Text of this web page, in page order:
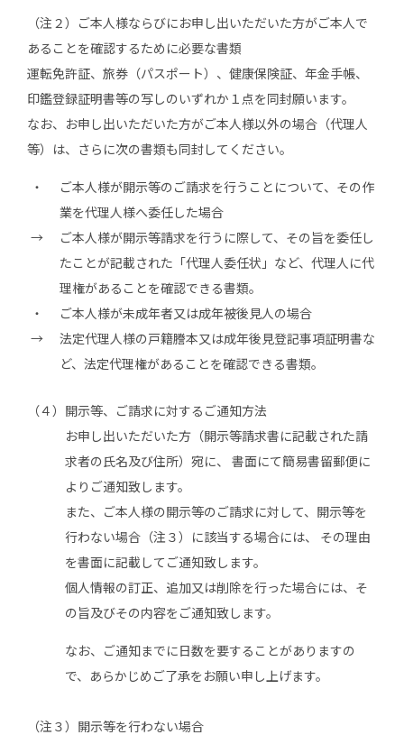
（注２）ご本人様ならびにお申し出いただいた方がご本人で
あることを確認するために必要な書類
運転免許証、旅券（パスポート）、健康保険証、年金手帳、
印鑑登録証明書等の写しのいずれか１点を同封願います。
なお、お申し出いただいた方がご本人様以外の場合（代理人
等）は、さらに次の書類も同封してください。
ご本人様が開示等のご請求を行うことについて、その作
業を代理人様へ委任した場合
ご本人様が開示等請求を行うに際して、その旨を委任し
たことが記載された「代理人委任状」など、代理人に代
理権があることを確認できる書類。
ご本人様が未成年者又は成年被後見人の場合
法定代理人様の戸籍謄本又は成年後見登記事項証明書な
ど、法定代理権があることを確認できる書類。
（４） 開示等、ご請求に対するご通知方法
お申し出いただいた方（開示等請求書に記載された請
求者の氏名及び住所）宛に、 書面にて簡易書留郵便に
よりご通知致します。
また、ご本人様の開示等のご請求に対して、開示等を
行わない場合（注３）に該当する場合には、 その理由
を書面に記載してご通知致します。
個人情報の訂正、追加又は削除を行った場合には、そ
の旨及びその内容をご通知致します。
なお、ご通知までに日数を要することがありますの
で、あらかじめご了承をお願い申し上げます。
（注３）開示等を行わない場合